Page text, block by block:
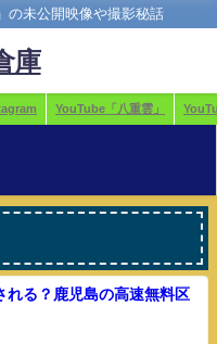
の未公開映像や撮影秘話
庫
YouTube「八重雲」
れる？鹿児島の高速無料区